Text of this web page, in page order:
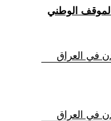
الموقف الوطني
في العراق
في العراق